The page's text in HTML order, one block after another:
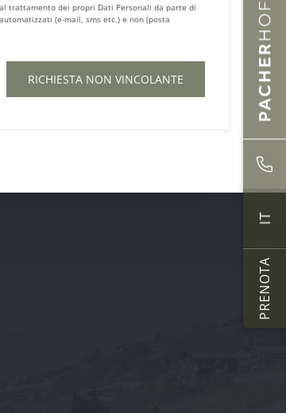
IT
PRENOTA
trattamento dei propri Dati Personali da parte di
(e-mail, sms etc.) e non (posta
RICHIESTA NON VINCOLANTE